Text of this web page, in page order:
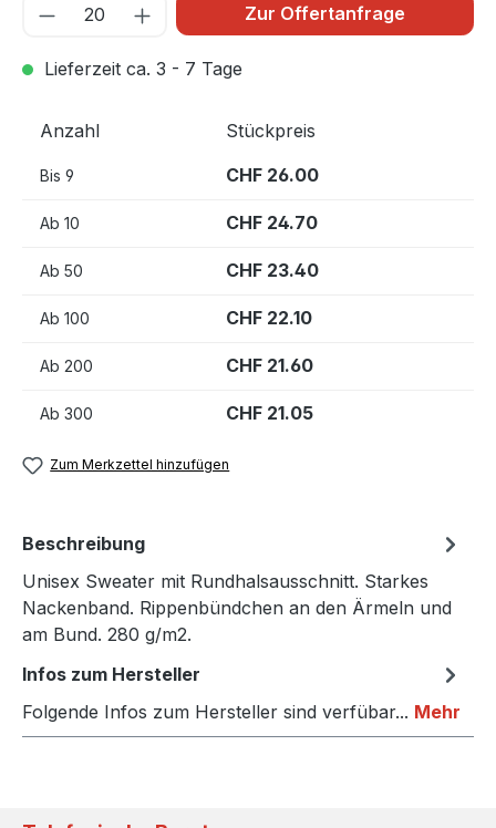
Zur Offertanfrage
Lieferzeit ca. 3 - 7 Tage
Anzahl Stückpreis
Bis 9 CHF 26.00
Ab 10 CHF 24.70
Ab 50 CHF 23.40
Ab 100 CHF 22.10
Ab 200 CHF 21.60
Ab 300 CHF 21.05
Zum Merkzettel hinzufügen
Beschreibung
Unisex Sweater mit Rundhalsausschnitt. Starkes
Nackenband. Rippenbündchen an den Ärmeln und
am Bund. 280 g/m2.
Infos zum Hersteller
Folgende Infos zum Hersteller sind verfübar... Mehr